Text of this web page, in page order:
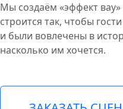
Мы создаём «эффект
строится так, чтобы
и были вовлечены в
насколько им хочется.